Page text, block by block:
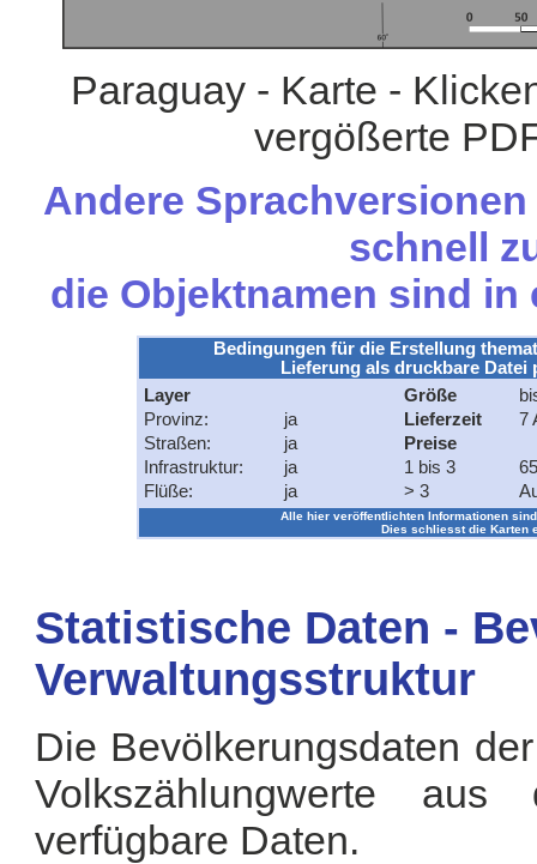
Paraguay - Karte -
vergößerte
Andere
schnell
die Objektnamen sind
Bedingungen für die Erstellung
Lieferung als druckbare Datei
Layer
Provinz:
ja
Straßen:
ja
Infrastruktur:
ja
Flüße:
ja
Größe
Lieferzeit
7
Preise
1 bis 3
> 3
Alle hier veröffentlichten Informationen
Dies schliesst die Karten
Statistische Daten -
Verwaltungsstruktur
Die Bevölkerungsdaten
Volkszählungwerte
verfügbare Daten.